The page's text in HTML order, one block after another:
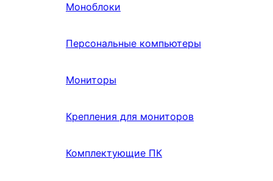
Моноблоки
Персональные компьютеры
Мониторы
Крепления для мониторов
Комплектующие ПК